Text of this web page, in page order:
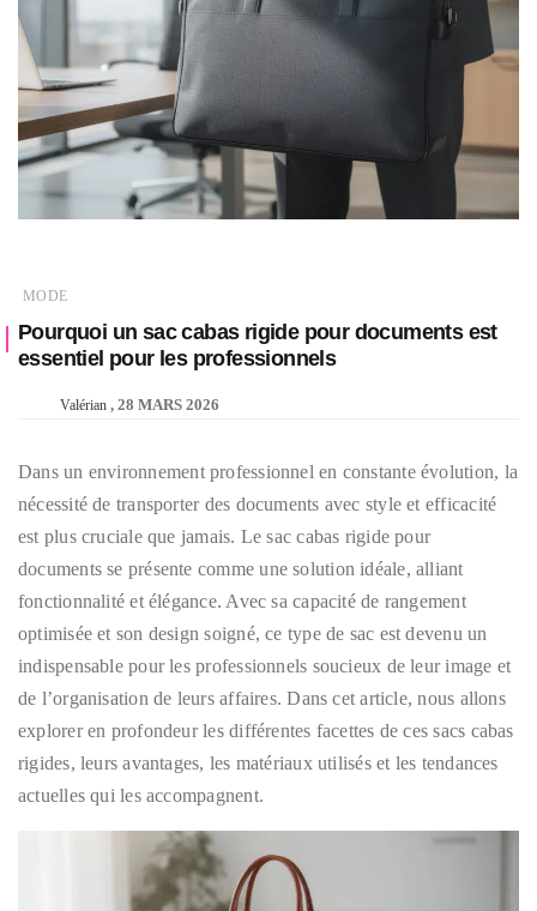
MODE
Pourquoi un sac cabas rigide pour documents est
essentiel pour les professionnels
Valérian 28 MARS 2026
Dans un environnement professionnel en constante évolution, la
nécessité de transporter des documents avec style et efficacité
est plus cruciale que jamais. Le sac cabas rigide pour
documents se présente comme une solution idéale, alliant
fonctionnalité et élégance. Avec sa capacité de rangement
optimisée et son design soigné, ce type de sac est devenu un
indispensable pour les professionnels soucieux de leur image et
de l’organisation de leurs affaires. Dans cet article, nous allons
explorer en profondeur les différentes facettes de ces sacs cabas
rigides, leurs avantages, les matériaux utilisés et les tendances
actuelles qui les accompagnent.